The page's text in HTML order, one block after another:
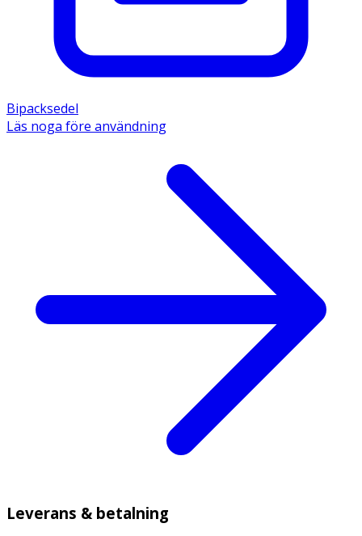
högst 25ºC.
Ingredienser:  Aktiv substans: Acetylsalicylsyra. Glycin,
majsstärkelse, cellulosapulver, pulver med citronsmak
(akacia, citral, citronsyra, limeolja, linalyl acetat, apelsin
Bipacksedel
Läs noga före användning
Leverans & betalning